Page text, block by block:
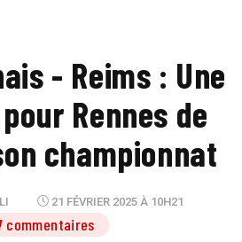
- Reims : Une
Rennes de
championnat
21 FÉVRIER 2025 À 10H21
commentaires